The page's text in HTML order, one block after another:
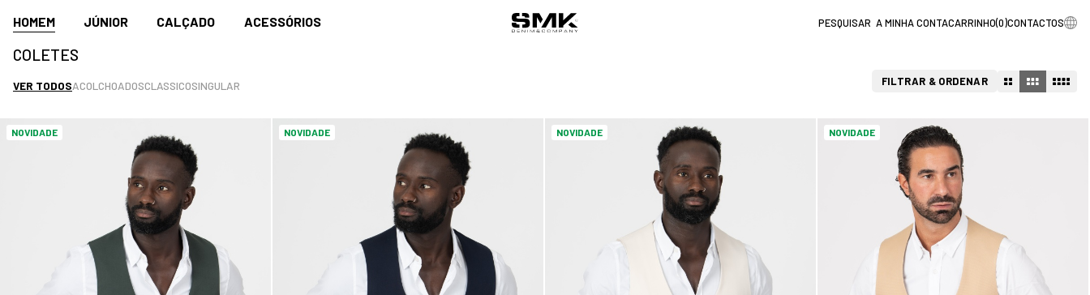
HOMEM JÚNIOR CALÇADO ACESSÓRIOS A MINHA CONTACARRINHO(0)CONTACTOS
COLETES
VER TODOSACOLCHOADOSCLASSICOSINGULAR FILTRAR & ORDENAR
NOVIDADE NOVIDADE NOVIDADE NOVIDADE